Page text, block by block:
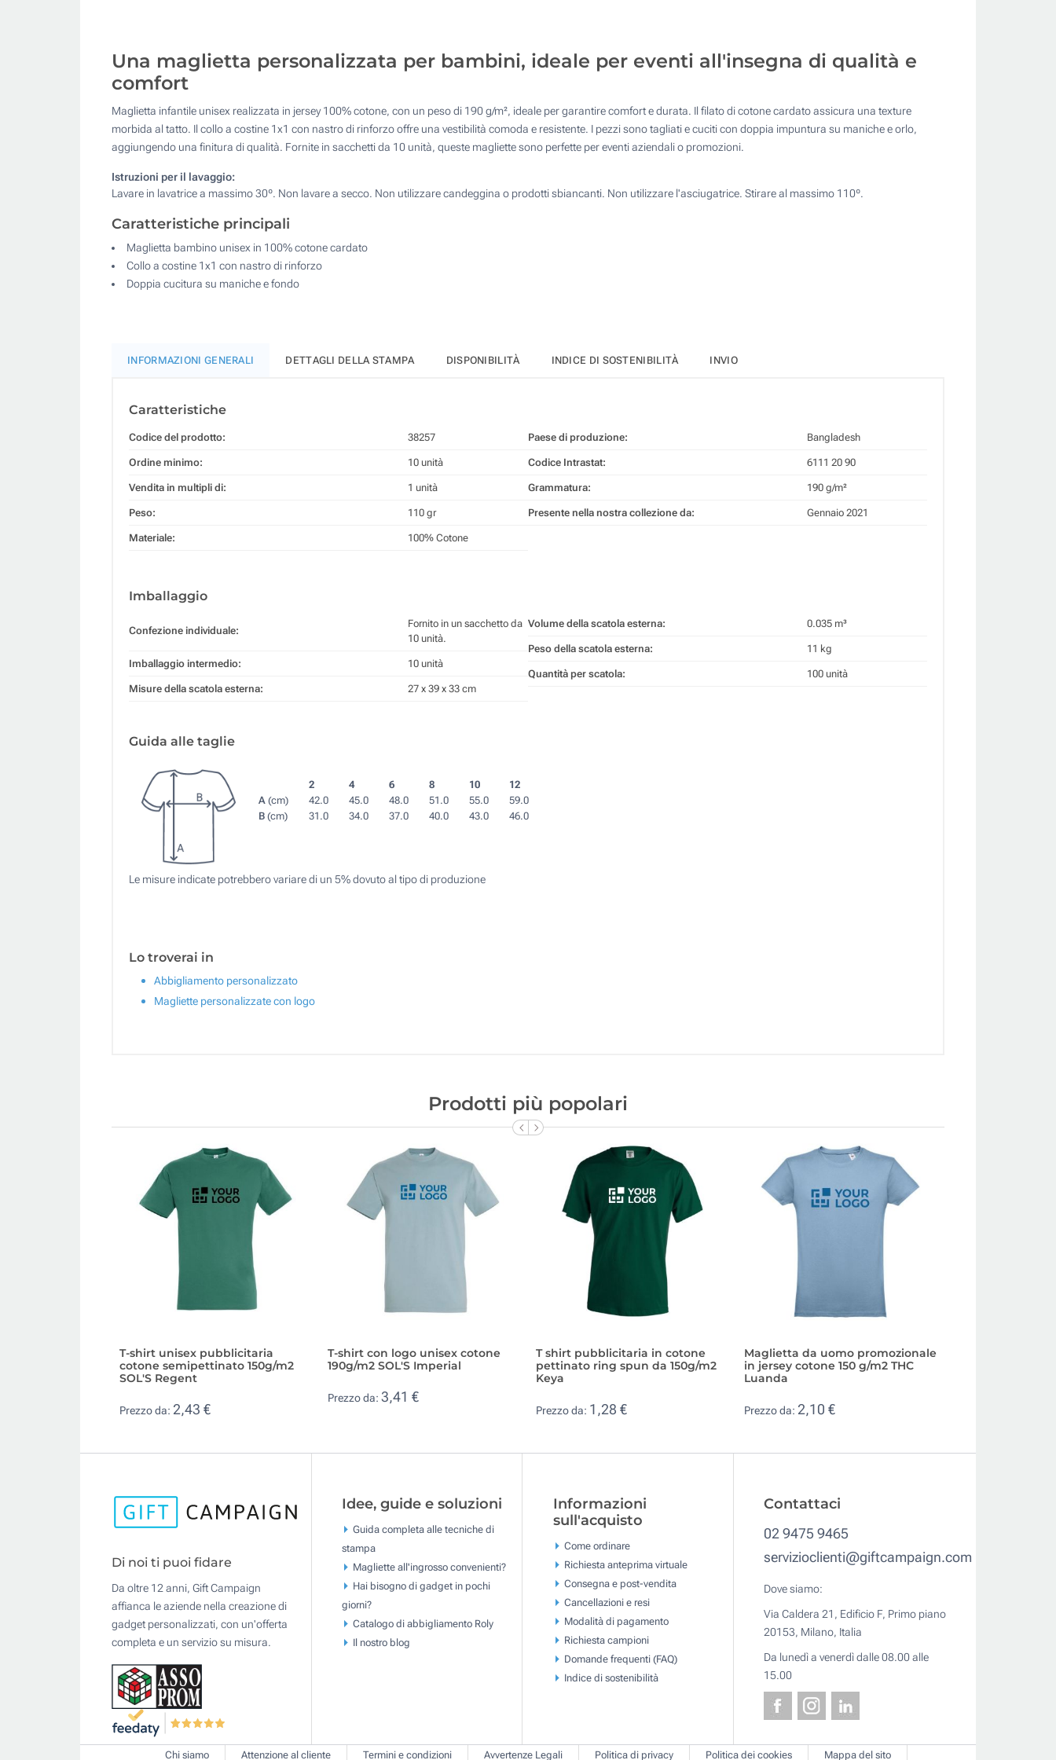
Senza stampa
Una maglietta personalizzata per bambini, ideale per eventi all'insegna di qualità e
comfort
Maglietta infantile unisex realizzata in jersey 100% cotone, con un peso di 190 g/m², ideale per garantire comfort e durata. Il filato di cotone cardato assicura una texture
morbida al tatto. Il collo a costine 1x1 con nastro di rinforzo offre una vestibilità comoda e resistente. I pezzi sono tagliati e cuciti con doppia impuntura su maniche e orlo,
aggiungendo una finitura di qualità. Fornite in sacchetti da 10 unità, queste magliette sono perfette per eventi aziendali o promozioni.
Istruzioni per il lavaggio:
Lavare in lavatrice a massimo 30º. Non lavare a secco. Non utilizzare candeggina o prodotti sbiancanti. Non utilizzare l'asciugatrice. Stirare al massimo 110º.
Caratteristiche principali
Maglietta bambino unisex in 100% cotone cardato
Collo a costine 1x1 con nastro di rinforzo
Doppia cucitura su maniche e fondo
INFORMAZIONI GENERALI DETTAGLI DELLA STAMPA DISPONIBILITÀ INDICE DI SOSTENIBILITÀ INVIO
Caratteristiche
Codice del prodotto: 38257
Ordine minimo: 10 unità
Vendita in multipli di: 1 unità
Peso: 110 gr
Materiale: 100% Cotone
Paese di produzione: Bangladesh
Codice Intrastat: 6111 20 90
Grammatura: 190 g/m²
Presente nella nostra collezione da: Gennaio 2021
Imballaggio
Confezione individuale:
Fornito in un sacchetto da
10 unità.
Imballaggio intermedio: 10 unità
Misure della scatola esterna: 27 x 39 x 33 cm
Volume della scatola esterna: 0.035 m³
Peso della scatola esterna: 11 kg
Quantità per scatola: 100 unità
Guida alle taglie
2 4 6 8 10
12
A (cm) 42.0 45.0 48.0 51.0 55.0
59.0
B (cm) 31.0 34.0 37.0 40.0 43.0 46.0
Le misure indicate potrebbero variare di un 5% dovuto al tipo di produzione
Lo troverai in
Abbigliamento personalizzato
Magliette personalizzate con logo
Prodotti più popolari
T-shirt unisex pubblicitaria
cotone semipettinato 150g/m2
SOL'S Regent
Prezzo da: 2,43 €
T-shirt con logo unisex cotone
190g/m2 SOL'S Imperial
Prezzo da: 3,41 €
T shirt pubblicitaria in cotone
pettinato ring spun da 150g/m2
Keya
Prezzo da: 1,28 €
Maglietta da uomo promozionale
in jersey cotone 150 g/m2 THC
Luanda
Prezzo da: 2,10 €
Di noi ti puoi fidare
Da oltre 12 anni, Gift Campaign
affianca le aziende nella creazione di
gadget personalizzati, con un'offerta
completa e un servizio su misura.
Idee, guide e soluzioni
Guida completa alle tecniche di
stampa
Magliette all'ingrosso convenienti?
Hai bisogno di gadget in pochi
giorni?
Catalogo di abbigliamento Roly
Il nostro blog
Informazioni
sull'acquisto
Come ordinare
Richiesta anteprima virtuale
Consegna e post-vendita
Cancellazioni e resi
Modalità di pagamento
Richiesta campioni
Domande frequenti (FAQ)
Indice di sostenibilità
Contattaci
02 9475 9465
servizioclienti@giftcampaign.com
Dove siamo:
Via Caldera 21, Edificio F, Primo piano
20153, Milano, Italia
Da lunedì a venerdì dalle 08.00 alle
15.00
Chi siamo Attenzione al cliente Termini e condizioni Avvertenze Legali Politica di privacy Politica dei cookies Mappa del sito